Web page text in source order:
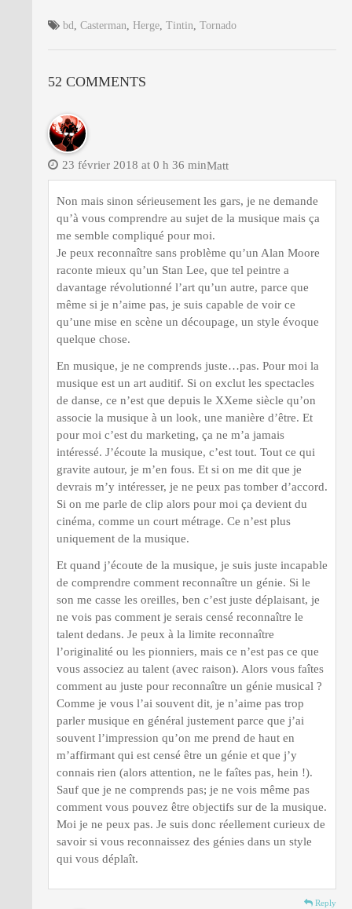
bd, Casterman, Herge, Tintin, Tornado
52 COMMENTS
Matt
23 février 2018 at 0 h 36 min
Non mais sinon sérieusement les gars, je ne demande
qu’à vous comprendre au sujet de la musique mais ça
me semble compliqué pour moi.
Je peux reconnaître sans problème qu’un Alan Moore
raconte mieux qu’un Stan Lee, que tel peintre a
davantage révolutionné l’art qu’un autre, parce que
même si je n’aime pas, je suis capable de voir ce
qu’une mise en scène un découpage, un style évoque
quelque chose.
En musique, je ne comprends juste…pas. Pour moi la
musique est un art auditif. Si on exclut les spectacles
de danse, ce n’est que depuis le XXeme siècle qu’on
associe la musique à un look, une manière d’être. Et
pour moi c’est du marketing, ça ne m’a jamais
intéressé. J’écoute la musique, c’est tout. Tout ce qui
gravite autour, je m’en fous. Et si on me dit que je
devrais m’y intéresser, je ne peux pas tomber d’accord.
Si on me parle de clip alors pour moi ça devient du
cinéma, comme un court métrage. Ce n’est plus
uniquement de la musique.
Et quand j’écoute de la musique, je suis juste incapable
de comprendre comment reconnaître un génie. Si le
son me casse les oreilles, ben c’est juste déplaisant, je
ne vois pas comment je serais censé reconnaître le
talent dedans. Je peux à la limite reconnaître
l’originalité ou les pionniers, mais ce n’est pas ce que
vous associez au talent (avec raison). Alors vous faîtes
comment au juste pour reconnaître un génie musical ?
Comme je vous l’ai souvent dit, je n’aime pas trop
parler musique en général justement parce que j’ai
souvent l’impression qu’on me prend de haut en
m’affirmant qui est censé être un génie et que j’y
connais rien (alors attention, ne le faîtes pas, hein !).
Sauf que je ne comprends pas; je ne vois même pas
comment vous pouvez être objectifs sur de la musique.
Moi je ne peux pas. Je suis donc réellement curieux de
savoir si vous reconnaissez des génies dans un style
qui vous déplaît.
Reply